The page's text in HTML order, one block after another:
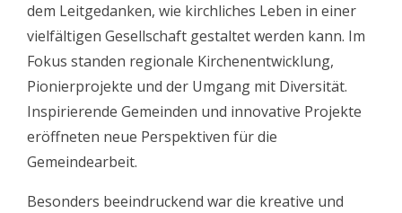
dem Leitgedanken, wie kirchliches Leben in einer
vielfältigen Gesellschaft gestaltet werden kann. Im
Fokus standen regionale Kirchenentwicklung,
Pionierprojekte und der Umgang mit Diversität.
Inspirierende Gemeinden und innovative Projekte
eröffneten neue Perspektiven für die
Gemeindearbeit.
Besonders beeindruckend war die kreative und